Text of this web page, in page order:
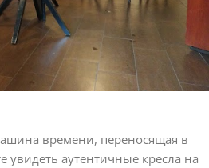
времени, переносящая в
увидеть аутентичные кресла на